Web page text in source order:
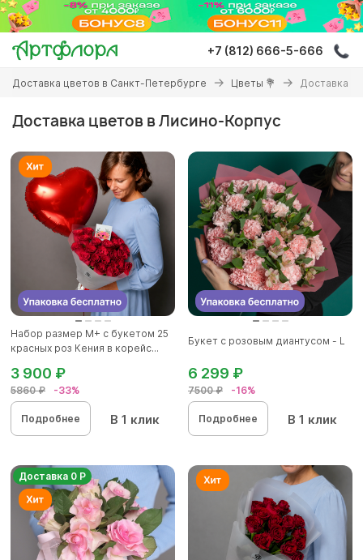
Перейти
основному
содержанию
+7 (812) 666-5-666
Вы
здесь
Доставка цветов в Санкт-Петербурге Цветы 💐 Доставка
Доставка цветов в Лисино-Корпус
Набор размер М+ с букетом 25
красных роз Кения в корейс...
5860 ₽ -33%
3 900 ₽
Подробнее В 1 клик
Букет с розовым диантусом - L
7500 ₽ -16%
6 299 ₽
Подробнее В 1 клик
Доставка 0 Р